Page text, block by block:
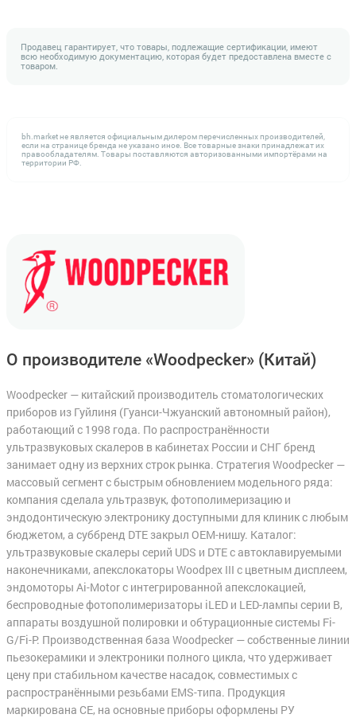
Продавец гарантирует, что товары, подлежащие сертификации, имеют
всю необходимую документацию, которая будет предоставлена вместе с
товаром.
bh.market не является официальным дилером перечисленных производителей,
если на странице бренда не указано иное. Все товарные знаки принадлежат их
правообладателям. Товары поставляются авторизованными импортёрами на
территории РФ.
О производителе «Woodpecker» (Китай)
Woodpecker — китайский производитель стоматологических
приборов из Гуйлиня (Гуанси-Чжуанский автономный район),
работающий с 1998 года. По распространённости
ультразвуковых скалеров в кабинетах России и СНГ бренд
занимает одну из верхних строк рынка. Стратегия Woodpecker —
массовый сегмент с быстрым обновлением модельного ряда:
компания сделала ультразвук, фотополимеризацию и
эндодонтическую электронику доступными для клиник с любым
бюджетом, а суббренд DTE закрыл OEM-нишу. Каталог:
ультразвуковые скалеры серий UDS и DTE с автоклавируемыми
наконечниками, апекслокаторы Woodpex III с цветным дисплеем,
эндомоторы Ai-Motor с интегрированной апекслокацией,
беспроводные фотополимеризаторы iLED и LED-лампы серии B,
аппараты воздушной полировки и обтурационные системы Fi-
G/Fi-P. Производственная база Woodpecker — собственные линии
пьезокерамики и электроники полного цикла, что удерживает
цену при стабильном качестве насадок, совместимых с
распространёнными резьбами EMS-типа. Продукция
маркирована CE, на основные приборы оформлены РУ